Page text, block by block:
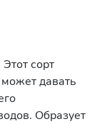
сорт
давать
Образует